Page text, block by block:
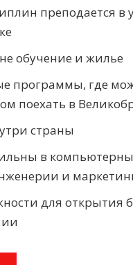
преподается
обучение и жилье
программы, где
поехать в
страны
в
и
для открытия